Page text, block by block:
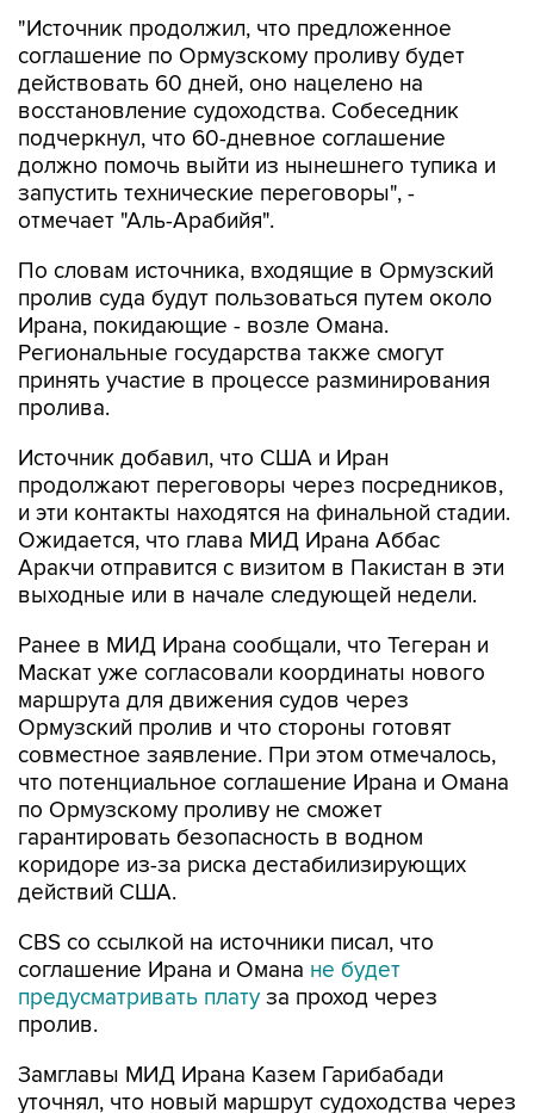
"Источник продолжил, что предложенное
соглашение по Ормузскому проливу будет
действовать 60 дней, оно нацелено на
восстановление судоходства. Собеседник
подчеркнул, что 60-дневное соглашение
должно помочь выйти из нынешнего тупика и
запустить технические переговоры", -
отмечает "Аль-Арабийя".
По словам источника, входящие в Ормузский
пролив суда будут пользоваться путем около
Ирана, покидающие - возле Омана.
Региональные государства также смогут
принять участие в процессе разминирования
пролива.
Источник добавил, что США и Иран
продолжают переговоры через посредников,
и эти контакты находятся на финальной стадии.
Ожидается, что глава МИД Ирана Аббас
Аракчи отправится с визитом в Пакистан в эти
выходные или в начале следующей недели.
Ранее в МИД Ирана сообщали, что Тегеран и
Маскат уже согласовали координаты нового
маршрута для движения судов через
Ормузский пролив и что стороны готовят
совместное заявление. При этом отмечалось,
что потенциальное соглашение Ирана и Омана
по Ормузскому проливу не сможет
гарантировать безопасность в водном
коридоре из-за риска дестабилизирующих
действий США.
CBS со ссылкой на источники писал, что
соглашение Ирана и Омана не будет
предусматривать плату за проход через
пролив.
Замглавы МИД Ирана Казем Гарибабади
уточнял, что новый маршрут судоходства через